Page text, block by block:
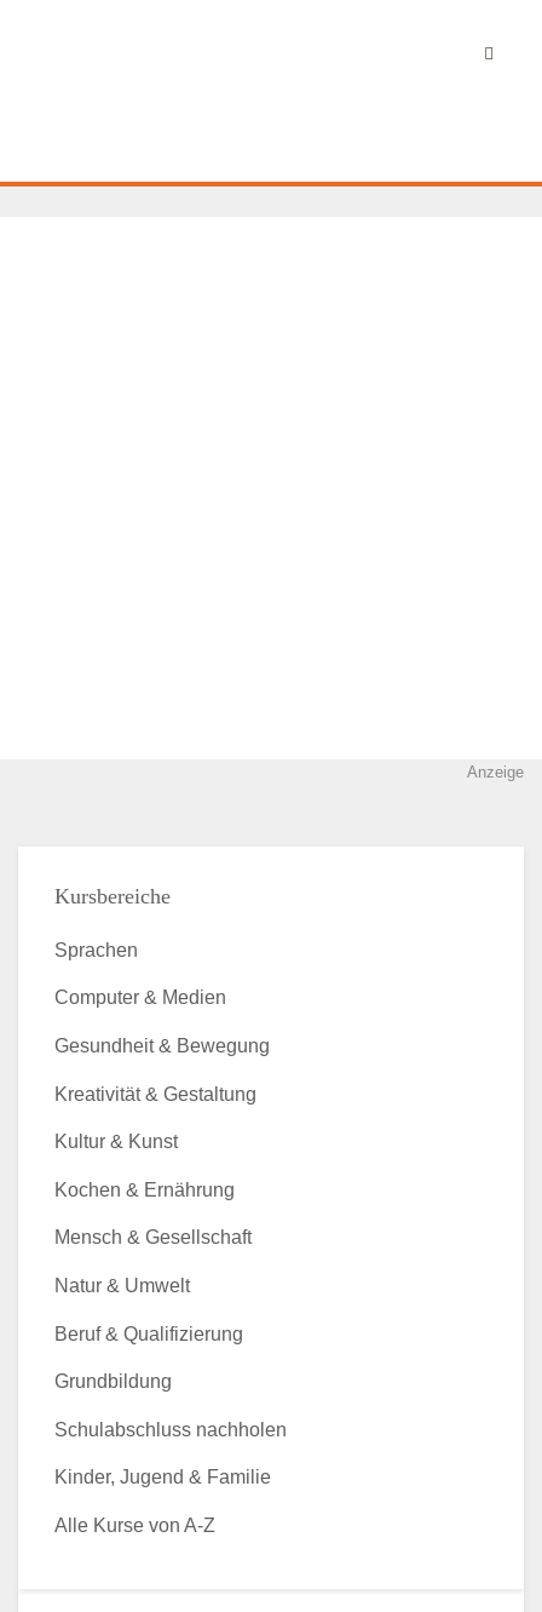
Anzeige
Kursbereiche
Sprachen
Computer & Medien
Gesundheit & Bewegung
Kreativität & Gestaltung
Kultur & Kunst
Kochen & Ernährung
Mensch & Gesellschaft
Natur & Umwelt
Beruf & Qualifizierung
Grundbildung
Schulabschluss nachholen
Kinder, Jugend & Familie
Alle Kurse von A-Z